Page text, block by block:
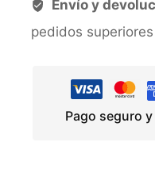
Envío y
pedidos
Pago seguro